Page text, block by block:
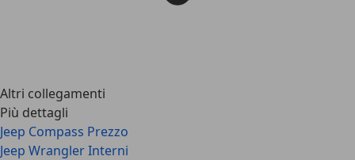
Altri collegamenti
Più dettagli
Jeep Compass Prezzo
Jeep Wrangler Interni